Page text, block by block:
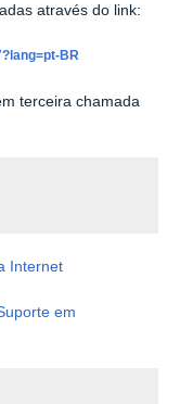
através do link:
BR
terceira chamada
Internet
em